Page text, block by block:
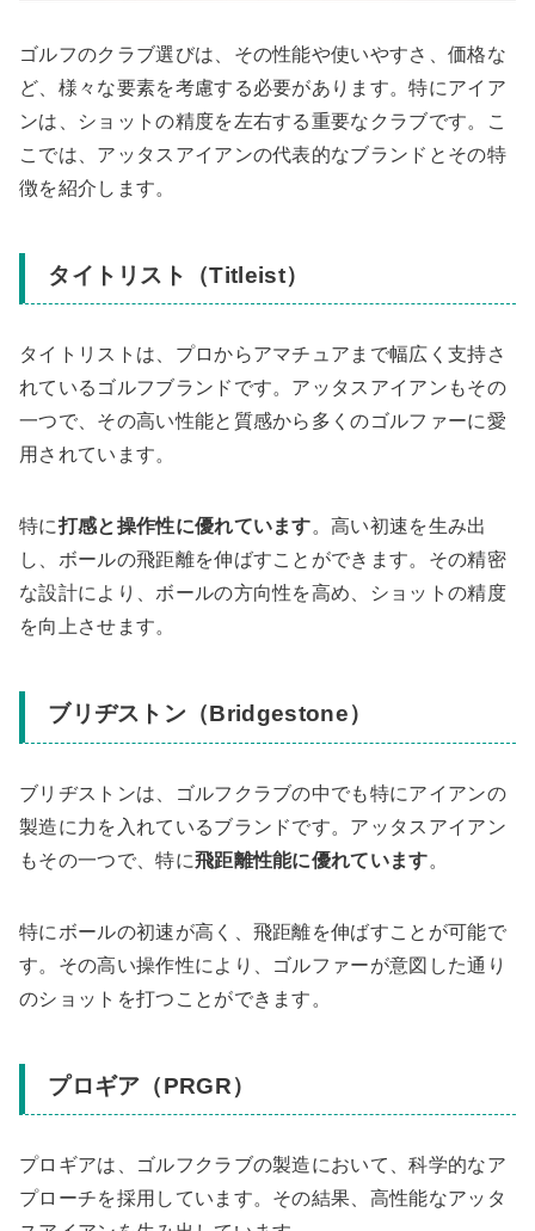
ゴルフのクラブ選びは、その性能や使いやすさ、価格な
ど、様々な要素を考慮する必要があります。特にアイア
ンは、ショットの精度を左右する重要なクラブです。こ
こでは、アッタスアイアンの代表的なブランドとその特
徴を紹介します。
タイトリスト（Titleist）
タイトリストは、プロからアマチュアまで幅広く支持さ
れているゴルフブランドです。アッタスアイアンもその
一つで、その高い性能と質感から多くのゴルファーに愛
用されています。
特に打感と操作性に優れています。高い初速を生み出
し、ボールの飛距離を伸ばすことができます。その精密
な設計により、ボールの方向性を高め、ショットの精度
を向上させます。
ブリヂストン（Bridgestone）
ブリヂストンは、ゴルフクラブの中でも特にアイアンの
製造に力を入れているブランドです。アッタスアイアン
もその一つで、特に飛距離性能に優れています。
特にボールの初速が高く、飛距離を伸ばすことが可能で
す。その高い操作性により、ゴルファーが意図した通り
のショットを打つことができます。
プロギア（PRGR）
プロギアは、ゴルフクラブの製造において、科学的なア
プローチを採用しています。その結果、高性能なアッタ